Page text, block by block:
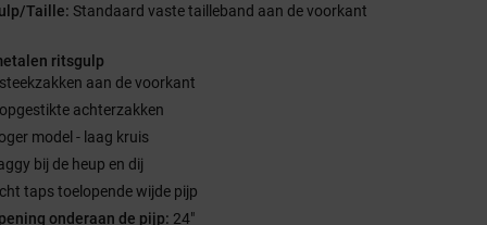
Taille:Standaard vaste tailleband aan de voorkant
ritsgulp
aan de voorkant
achterzakken
model - laag kruis
bij de heup en dij
taps toelopende wijde pijp
onderaan de pijp: 24"